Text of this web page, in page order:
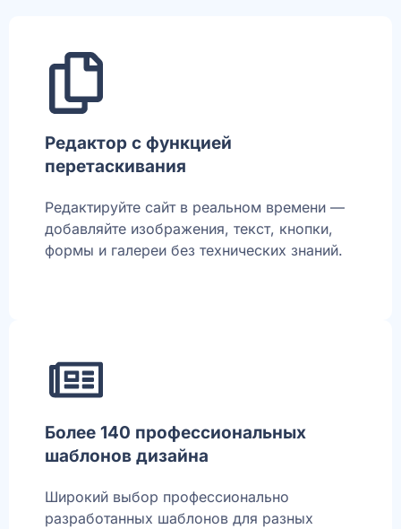
Редактор с функцией
перетаскивания
Редактируйте сайт в реальном времени —
добавляйте изображения, текст, кнопки,
формы и галереи без технических знаний.
Более 140 профессиональных
шаблонов дизайна
Широкий выбор профессионально
разработанных шаблонов для разных